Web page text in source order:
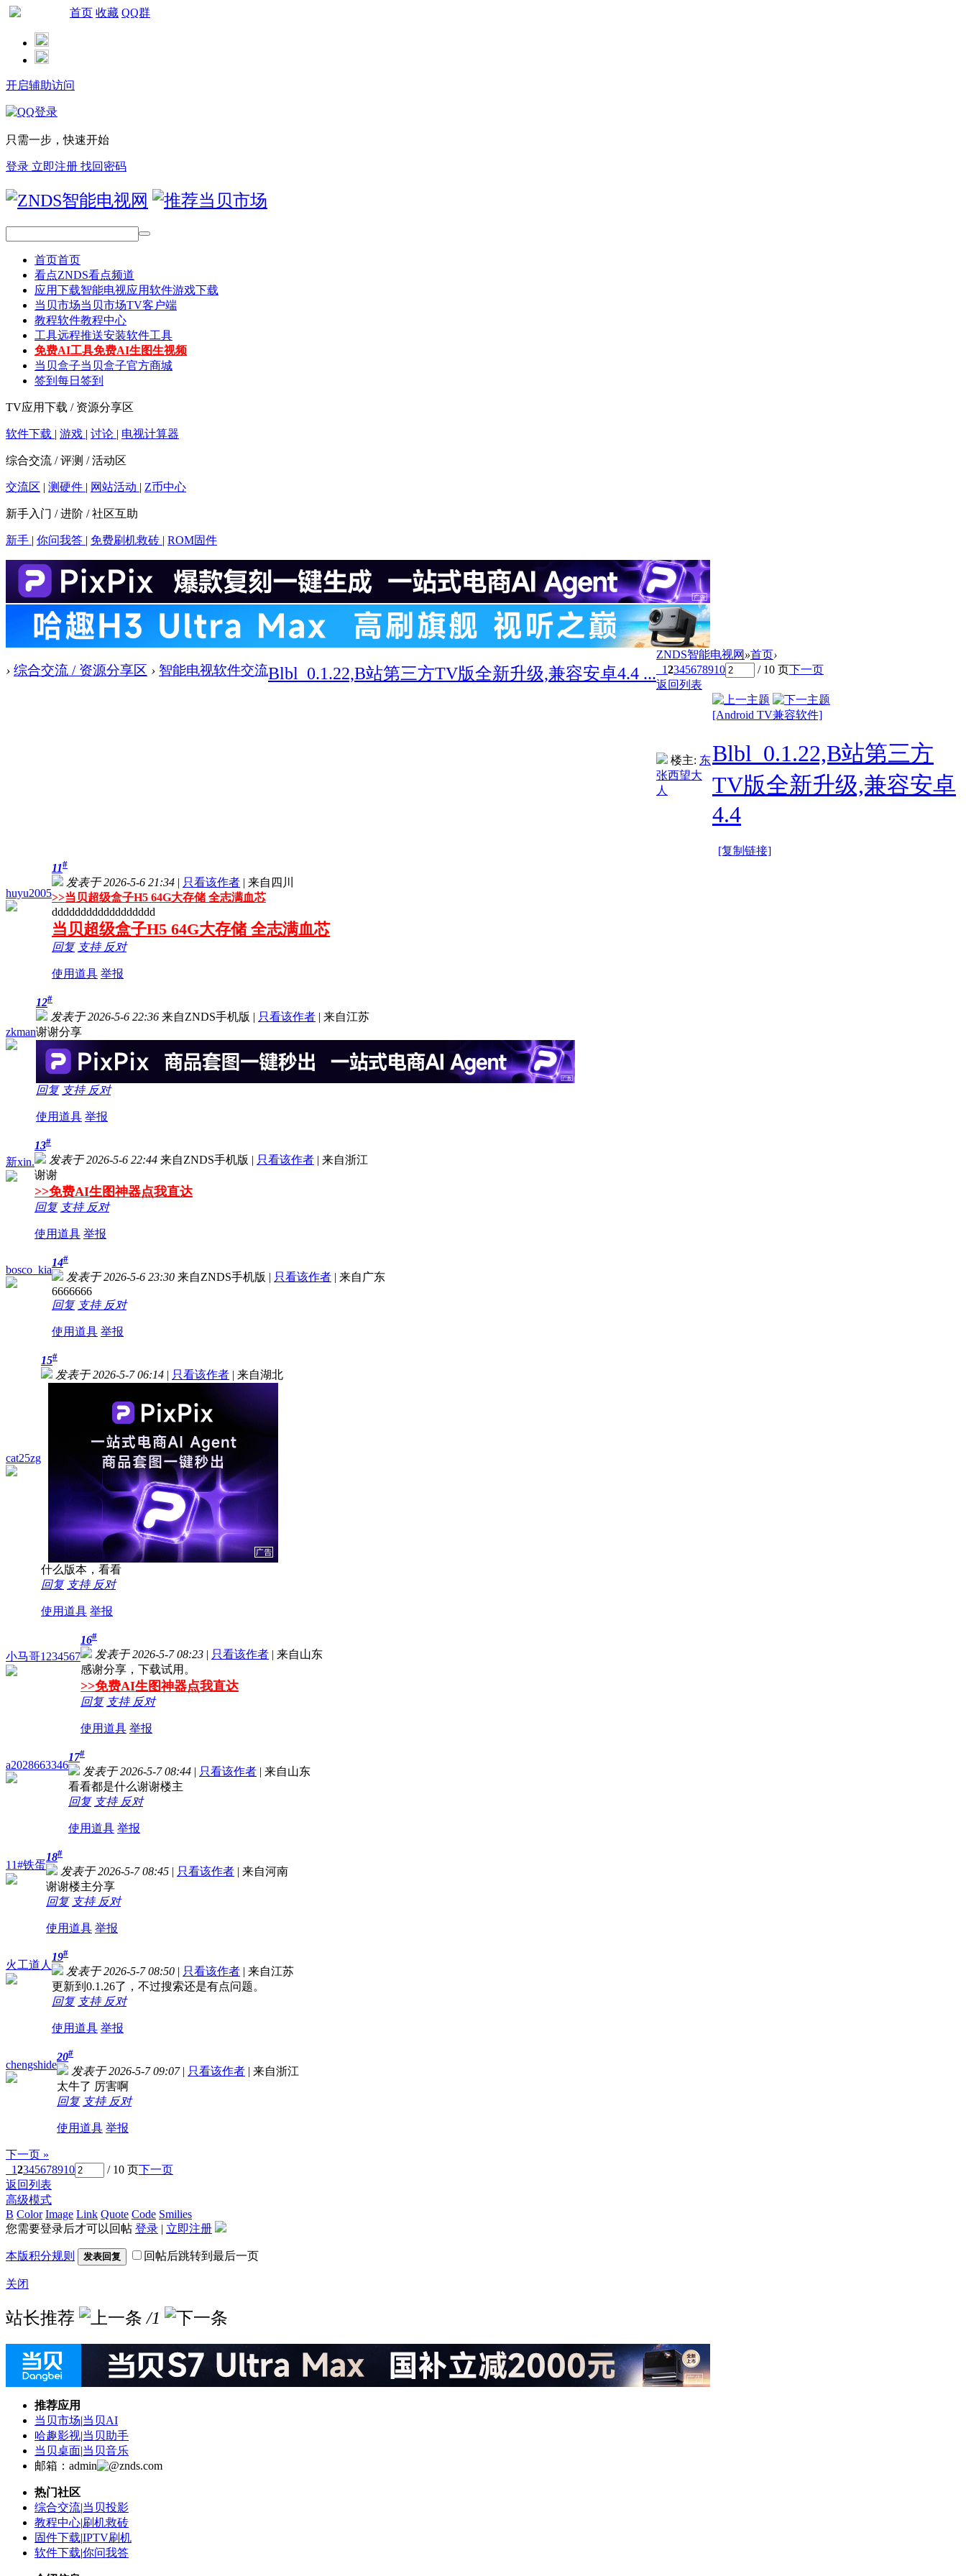
首页 收藏 QQ群
开启辅助访问
只需一步，快速开始
登录 立即注册 找回密码
首页首页
看点ZNDS看点频道
应用下载智能电视应用软件游戏下载
当贝市场当贝市场TV客户端
教程软件教程中心
工具远程推送安装软件工具
免费AI工具免费AI生图生视频
当贝盒子当贝盒子官方商城
签到 每日签到
TV应用下载 / 资源分享区
软件下载 | 游戏 | 讨论 | 电视计算器
综合交流 / 评测 / 活动区
交流区 | 测硬件 | 网站活动 | Z币中心
新手入门 / 进阶 / 社区互助
新手 | 你问我答 | 免费刷机救砖 | ROM固件
ZNDS智能电视网 »首页
› 综合交流 / 资源分享区 › 智能电视软件交流
›
Blbl_0.1.22,B站第三方TV版全新升级,兼容安卓4.4 ... 12345678910 / 10 页下一页
返回列表
楼主: 东
张西望大
人
[Android TV兼容软件]
Blbl_0.1.22,B站第三方
TV版全新升级,兼容安卓
4.4
[复制链接]
huyu2005
11#
发表于 2026-5-6 21:34 | 只看该作者 | 来自四川
>>当贝超级盒子H5 64G大存储 全志满血芯
dddddddddddddddddd
当贝超级盒子H5 64G大存储 全志满血芯
回复 支持 反对
使用道具 举报
zkman
12#
发表于 2026-5-6 22:36 来自ZNDS手机版 | 只看该作者 | 来自江苏
谢谢分享
回复 支持 反对
使用道具 举报
新xin.
13#
发表于 2026-5-6 22:44 来自ZNDS手机版 | 只看该作者 | 来自浙江
谢谢
>>免费AI生图神器点我直达
回复 支持 反对
使用道具 举报
bosco_kia
14#
发表于 2026-5-6 23:30 来自ZNDS手机版 | 只看该作者 | 来自广东
6666666
回复 支持 反对
使用道具 举报
cat25zg
15#
发表于 2026-5-7 06:14 | 只看该作者 | 来自湖北
什么版本，看看
回复 支持 反对
使用道具 举报
小马哥1234567
16#
发表于 2026-5-7 08:23 | 只看该作者 | 来自山东
感谢分享，下载试用。
>>免费AI生图神器点我直达
回复 支持 反对
使用道具 举报
a2028663346
17#
发表于 2026-5-7 08:44 | 只看该作者 | 来自山东
看看都是什么谢谢楼主
回复 支持 反对
使用道具 举报
11#铁蛋
18#
发表于 2026-5-7 08:45 | 只看该作者 | 来自河南
谢谢楼主分享
回复 支持 反对
使用道具 举报
火工道人
19#
发表于 2026-5-7 08:50 | 只看该作者 | 来自江苏
更新到0.1.26了，不过搜索还是有点问题。
回复 支持 反对
使用道具 举报
chengshide
20#
发表于 2026-5-7 09:07 | 只看该作者 | 来自浙江
太牛了 厉害啊
回复 支持 反对
使用道具 举报
下一页 »
12345678910 / 10 页下一页
返回列表
高级模式
B Color Image Link Quote Code Smilies
您需要登录后才可以回帖 登录 | 立即注册
本版积分规则 发表回复 回帖后跳转到最后一页
关闭
站长推荐 /1
推荐应用
当贝市场|当贝AI
哈趣影视|当贝助手
当贝桌面|当贝音乐
邮箱：admin
znds.com
热门社区
综合交流|当贝投影
教程中心|刷机救砖
固件下载|IPTV刷机
软件下载|你问我答